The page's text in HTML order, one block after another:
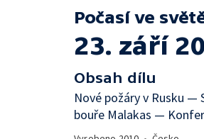
Počasí ve
23. září
Obsah dílu
Nové požáry v Rusku —
bouře Malakas —